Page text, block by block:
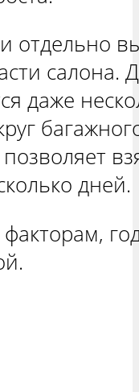
отдельно
салона.
даже
дней.
факторам,